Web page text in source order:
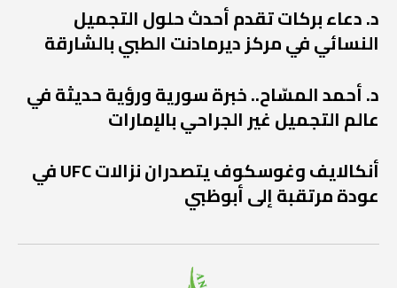
د. دعاء بركات تقدم أحدث حلول التجميل
النسائي في مركز ديرمادنت الطبي بالشارقة
د. أحمد المسّاح.. خبرة سورية ورؤية حديثة في
عالم التجميل غير الجراحي بالإمارات
أنكالايف وغوسكوف يتصدران نزالات UFC في
عودة مرتقبة إلى أبوظبي